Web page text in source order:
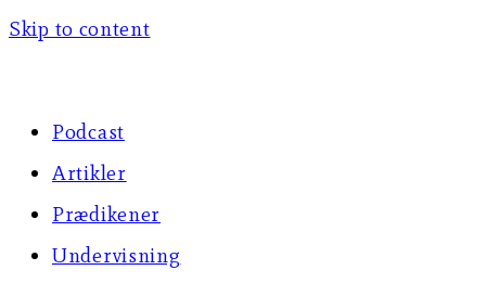
Skip to content
Podcast
Artikler
Prædikener
Undervisning